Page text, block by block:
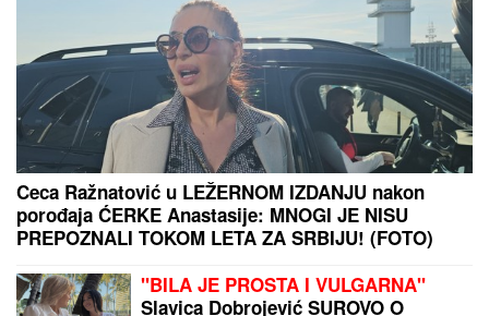
Srpsko tenisko čudo izbacio šampiona Vimbldona,
pa ispao od 404. tenisera na ATP listi